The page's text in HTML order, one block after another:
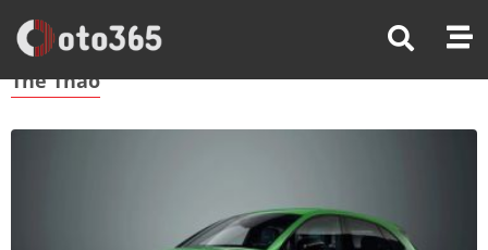
Trang Chủ Thể Thao
Thể Thao